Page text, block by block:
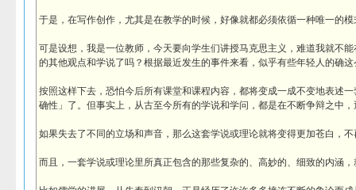
于是，在写作创作，尤其是在教学的时候，好像就都必须依循一种唯一的
可是设想，我是一位教师，今天要向学生们讲授马克思主义，难道我就不
的其他观点和学说了吗？根据最近发生的事件来看，似乎有些年轻人的确这
按照这样下去，恐怕今后所有课堂和课程内容，都将变成一成不变地表述
确性」了。但事实上，从古至今所有的学说和学问，都是在不断争辩之中
如果失去了不同的立场和声音，那么这套学说或理论就将变得更加苍白，
而且，一套学说或理论里所真正包含的那些复杂的、高妙的、细致的内涵